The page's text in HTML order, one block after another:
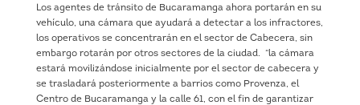
Los agentes de tránsito de Bucaramanga ahora portarán en su
vehículo, una cámara que ayudará a detectar a los infractores,
los operativos se concentrarán en el sector de Cabecera, sin
embargo rotarán por otros sectores de la ciudad. “la cámara
estará movilizándose inicialmente por el sector de cabecera y
se trasladará posteriormente a barrios como Provenza, el
Centro de Bucaramanga y la calle 61, con el fin de garantizar